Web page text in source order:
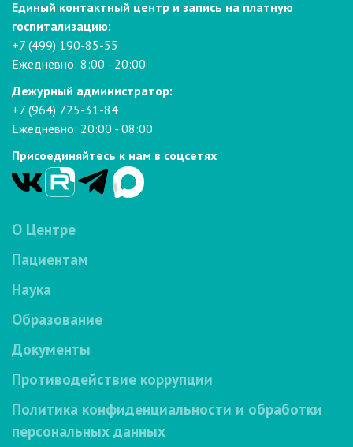
Единый контактный центр и запись на платную
госпитализацию:
+7 (499) 190-85-55
Ежедневно: 8:00 - 20:00
Дежурный администратор:
+7 (964) 725-31-84
Ежедневно: 20:00 - 08:00
Присоединяйтесь к нам в соцсетях
О Центре
Пациентам
Наука
Образование
Документы
Противодействие коррупции
Политика конфиденциальности и обработки
персональных данных